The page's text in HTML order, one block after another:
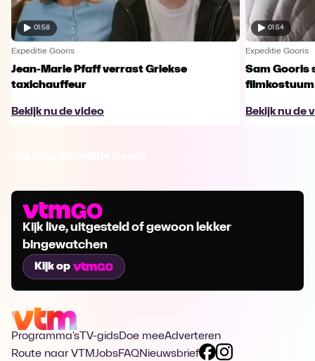
01:58
Expeditie Gooris
Jean-Marie Pfaff verrast Griekse
taxichauffeur
Bekijk nu de video
01:54
Expeditie Gooris
Sam Gooris
filmkostuum
Bekijk nu de
Kijk live, uitgesteld of gewoon lekker
bingewatchen
Kijk op
Programma's TV-gidsDoe meeAdverteren
Route naar VTMJobsFAQNieuwsbrief